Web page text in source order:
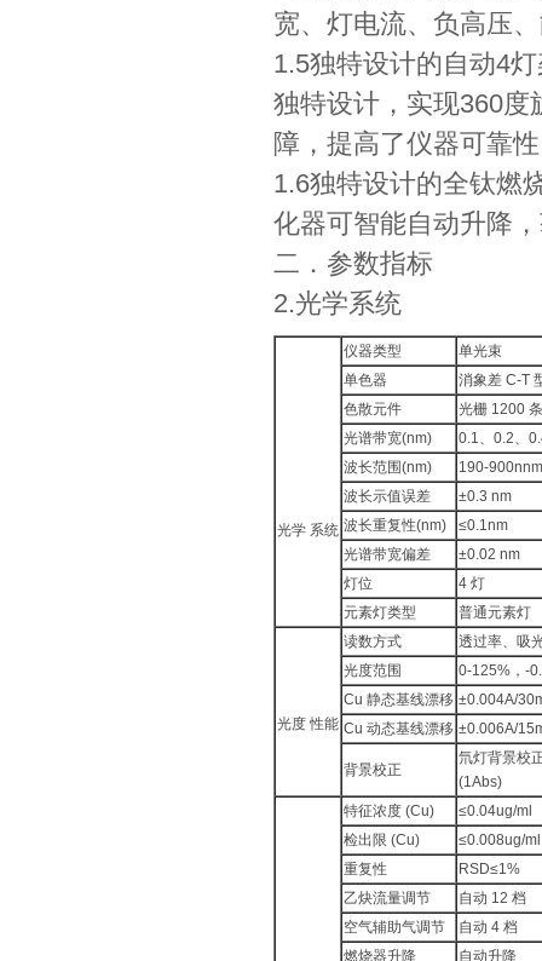
宽、灯电流、负高压
1.5独特设计的自动4
独特设计，实现360度
障，提高了仪器可靠
1.6独特设计的全钛燃
化器可智能自动升降
二．参数指标
2.光学系统
光学 系统
仪器类型
单光束
单色器
消象差 C-T
色散元件
光栅 1200
光谱带宽(nm)
0.1、0.2、
波长范围(nm)
190-900nnm
波长示值误差
±0.3 nm
波长重复性(nm)
≤0.1nm
光谱带宽偏差
±0.02 nm
灯位
4 灯
元素灯类型
普通元素灯
光度 性能
读数方式
透过率、吸
光度范围
0-125%，-
Cu 静态基线漂移 ±0.004A/
Cu 动态基线漂移 ±0.006A/
背景校正
氘灯背景校
(1Abs)
特征浓度 (Cu)
≤0.04ug/ml
检出限 (Cu)
≤0.008ug/ml
重复性
RSD≤1%
乙炔流量调节
自动 12 档
空气辅助气调节
自动 4 档
燃烧器升降
自动升降